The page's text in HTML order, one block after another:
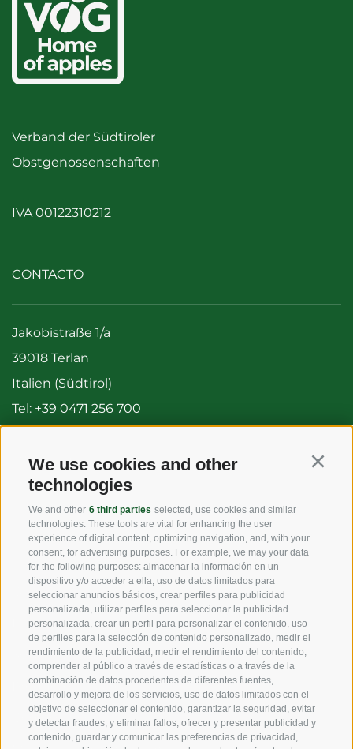
We use cookies and other
technologies
We and other 6 third parties selected, use cookies and similar
technologies. These tools are vital for enhancing the user
experience of digital content, optimizing navigation, and, with your
consent, for advertising purposes. For example, we may your data
for the following purposes: almacenar la información en un
dispositivo y/o acceder a ella, uso de datos limitados para
seleccionar anuncios básicos, crear perfiles para publicidad
personalizada, utilizar perfiles para seleccionar la publicidad
personalizada, crear un perfil para personalizar el contenido, uso
de perfiles para la selección de contenido personalizado, medir el
rendimiento de la publicidad, medir el rendimiento del contenido,
comprender al público a través de estadísticas o a través de la
combinación de datos procedentes de diferentes fuentes,
desarrollo y mejora de los servicios, uso de datos limitados con el
objetivo de seleccionar el contenido, garantizar la seguridad, evitar
y detectar fraudes, y eliminar fallos, ofrecer y presentar publicidad y
contenido, guardar y comunicar las preferencias de privacidad,
Verband der Südtiroler
Obstgenossenschaften
IVA 00122310212
CONTACTO
Jakobistraße 1/a
39018 Terlan
Italien (Südtirol)
Tel: +39 0471 256 700
info@vog.it
info@pec.vog.it
LINKS
Origen
Experiencia
Sostenibilidad
Productos y Marcas
Código etico